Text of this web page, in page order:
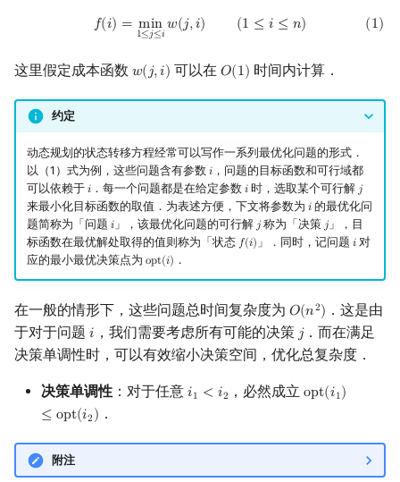
F.A.Q.
致谢
出题 Kate
CLion
Geany
GUIDE
Sublime Text
CP Editor
Code::Blocks
WSL (Windows 10)
Testlib
Polygon
OJ 工具
LaTeX 入门
Git
函数
新版 C++ 特性
pb_ds
编译优化
Python 速成
Java 进阶
排序 快速排序
堆排序
桶排序
锦标赛排序
Tim 排序
排序相关 STL
排序应用
二分
倍增
构造
迭代加深搜索
回溯法
Dancing Links
Alpha–Beta 剪枝
优化
区间合并问题
习题
参考资料与注释
前缀函数与 KMP 算法
Z 函数（扩展 KMP）
AC 自动机
后缀数组 (SA)
后缀自动机 (SAM)
后缀平衡树
广义后缀自动机
后缀树
快速幂
弧度制与坐标系
复数
数论
分解质因数
费马小定理 & 欧拉定理
模逆元
中国剩余定理
升幂引理
阶乘取模
卢卡斯定理
多项式与生成函数
多项式牛顿迭代
多项式初等函数
常系数齐次线性递推
符号化方法
Lagrange 反演
形式幂级数复合|复合逆
普通生成函数
组合数学
斯特林数
伯努利数
Entringer Number
分拆数
范德蒙德卷积
Pólya 计数
图论计数
线性代数
线性空间
线性映射
特征多项式
Jordan标准型
线性规划
堆
单调栈
单调队列
ST 表
树状数组
线段树
值
Kinetic Tournament Tree
划分树
二叉搜索树 & 平衡树
Size Balanced Tree
红黑树
左偏红黑树
树上启发式合并
树分治
动态树分治
树哈希
树上随机游走
有向无环图
最短路问题
生成树问题
斯坦纳树
拆点
连通性相关
环计数问题
最小环
凸包
旋转卡壳
半平面交
平面最近点对
随机增量法
反演变换
计算几何杂项
悬线法
计算理论基础
字节顺序
约瑟夫问题
表达式求值
在一台机器上规划任务
主元素问题
Garsia–Wachs 算法
𝑓(𝑖) = min
1≤𝑗≤𝑖𝑤(𝑗,𝑖) (1 ≤ 𝑖 ≤ 𝑛) (1)
1)f (i)=min1≤j≤ )(1 ≤i ≤n)
这里假定成本函数 𝑤(𝑗,𝑖)
w(j,i) 可以在𝑂(1)
O(1) 时间内计算．
约定
动态规划的状态转移方程经常可以写作一系列最优化问题的形式．
以（1）式为例，这些问题含有参数 𝑖i，问题的目标函数和可行域都
可以依赖于 𝑖i．每一个问题都是在给定参数 𝑖i 时，选取某个可行解 𝑗
j
来最小化目标函数的取值．为表述方便，下文将参数为 𝑖i的最优化问
题简称为「问题 𝑖i」，该最优化问题的可行解 𝑗
j 称为「决策 𝑗
j 」，目
标函数在最优解处取得的值则称为「状态 𝑓(𝑖)
f(i) 」．同时，记问题 𝑖i 对
应的最小最优决策点为 opt(𝑖)
opt(i) ．
在一般的情形下，这些问题总时间复杂度为 𝑂(𝑛2)
O(n2) ．这是由
于对于问题 𝑖
i ，我们需要考虑所有可能的决策 𝑗
j．而在满足
决策单调性时，可以有效缩小决策空间，优化总复杂度．
决策单调性 ：对于任意 𝑖1 < 𝑖2
i1 <i2 ，必然成立opt(𝑖1)
≤ opt(𝑖2)
opt(i1)
．
附注